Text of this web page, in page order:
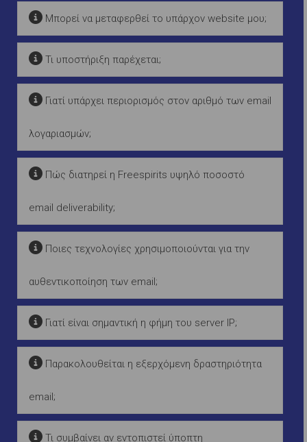
Μπορεί να μεταφερθεί το υπάρχον website μου;
Τι υποστήριξη παρέχεται;
Γιατί υπάρχει περιορισμός στον αριθμό των email
λογαριασμών;
Πώς διατηρεί η Freespirits υψηλό ποσοστό
email deliverability;
Ποιες τεχνολογίες χρησιμοποιούνται για την
αυθεντικοποίηση των email;
Γιατί είναι σημαντική η φήμη του server IP;
Παρακολουθείται η εξερχόμενη δραστηριότητα
email;
Τι συμβαίνει αν εντοπιστεί ύποπτη